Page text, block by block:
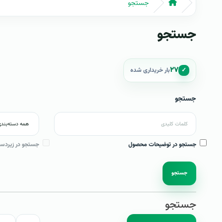
جستجو
جستجو
✓ ۲۷بار خریداری شده
جستجو
جستجو در توضیحات محصول جستجو در
جستجو
جستجو